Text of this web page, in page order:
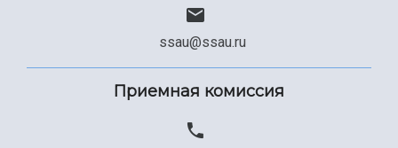
ssau@ssau.ru
Приемная комиссия